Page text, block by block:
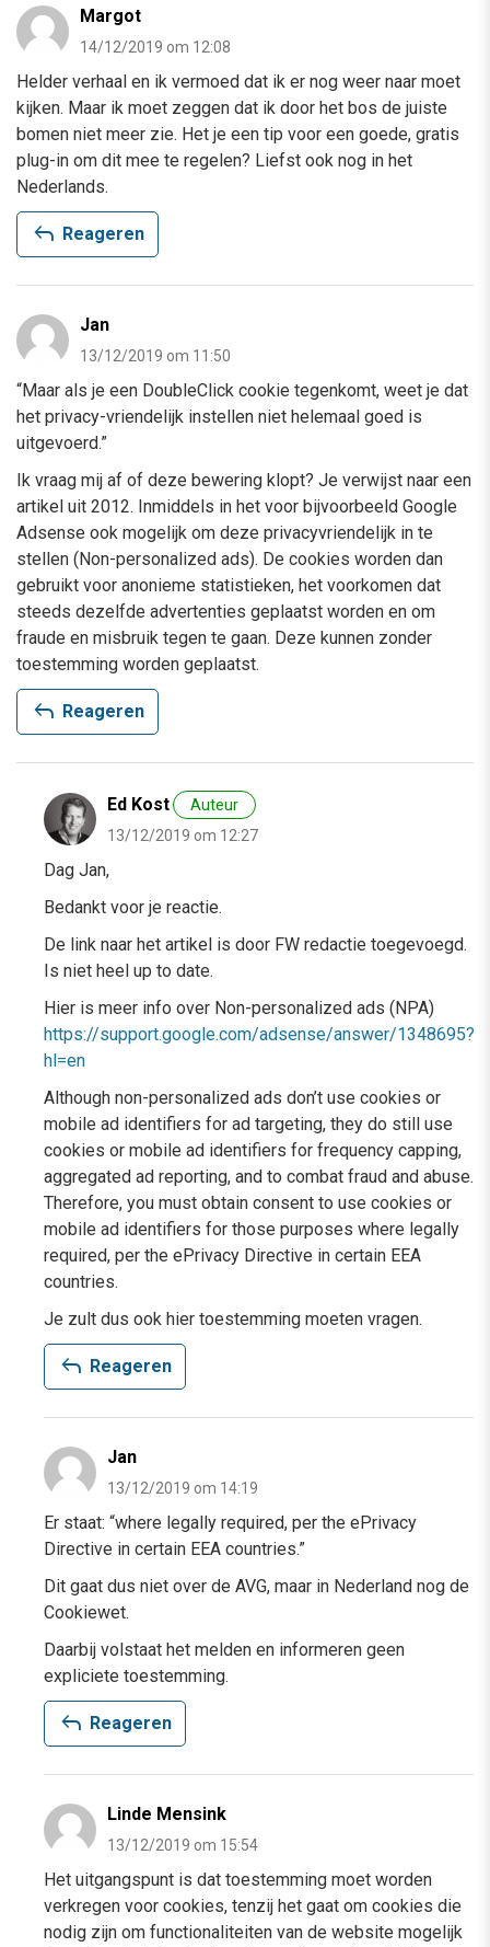
Margot
14/12/2019 om 12:08
Helder verhaal en ik vermoed dat ik er nog weer naar moet
kijken. Maar ik moet zeggen dat ik door het bos de juiste
bomen niet meer zie. Het je een tip voor een goede, gratis
plug-in om dit mee te regelen? Liefst ook nog in het
Nederlands.
reply Reageren
Jan
13/12/2019 om 11:50
“Maar als je een DoubleClick cookie tegenkomt, weet je dat
het privacy-vriendelijk instellen niet helemaal goed is
uitgevoerd.”
Ik vraag mij af of deze bewering klopt? Je verwijst naar een
artikel uit 2012. Inmiddels in het voor bijvoorbeeld Google
Adsense ook mogelijk om deze privacyvriendelijk in te
stellen (Non-personalized ads). De cookies worden dan
gebruikt voor anonieme statistieken, het voorkomen dat
steeds dezelfde advertenties geplaatst worden en om
fraude en misbruik tegen te gaan. Deze kunnen zonder
toestemming worden geplaatst.
reply Reageren
Ed Kost
Auteur
13/12/2019 om 12:27
Dag Jan,
Bedankt voor je reactie.
De link naar het artikel is door FW redactie toegevoegd.
Is niet heel up to date.
Hier is meer info over Non-personalized ads (NPA)
https://support.google.com/adsense/answer/1348695?
hl=en
Although non-personalized ads don’t use cookies or
mobile ad identifiers for ad targeting, they do still use
cookies or mobile ad identifiers for frequency capping,
aggregated ad reporting, and to combat fraud and abuse.
Therefore, you must obtain consent to use cookies or
mobile ad identifiers for those purposes where legally
required, per the ePrivacy Directive in certain EEA
countries.
Je zult dus ook hier toestemming moeten vragen.
reply Reageren
Jan
13/12/2019 om 14:19
Er staat: “where legally required, per the ePrivacy
Directive in certain EEA countries.”
Dit gaat dus niet over de AVG, maar in Nederland nog de
Cookiewet.
Daarbij volstaat het melden en informeren geen
expliciete toestemming.
reply Reageren
Linde Mensink
13/12/2019 om 15:54
Het uitgangspunt is dat toestemming moet worden
verkregen voor cookies, tenzij het gaat om cookies die
nodig zijn om functionaliteiten van de website mogelijk